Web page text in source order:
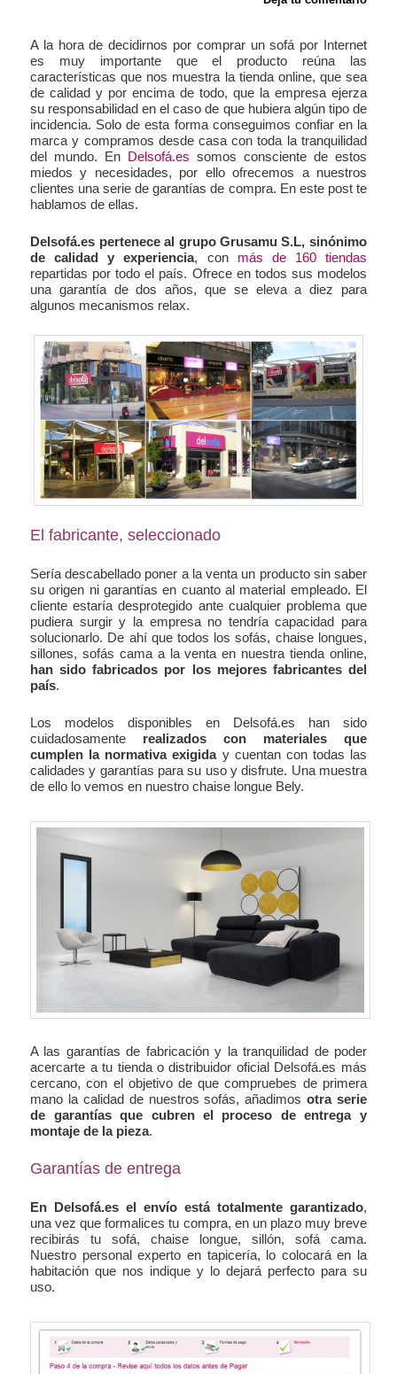
A la hora de decidirnos por comprar un sofá por Internet
es muy importante que el producto reúna las
características que nos muestra la tienda online, que sea
de calidad y por encima de todo, que la empresa ejerza
su responsabilidad en el caso de que hubiera algún tipo de
incidencia. Solo de esta forma conseguimos confiar en la
marca y compramos desde casa con toda la tranquilidad
del mundo. En Delsofá.es somos consciente de estos
miedos y necesidades, por ello ofrecemos a nuestros
clientes una serie de garantías de compra. En este post te
hablamos de ellas.
Delsofá.es pertenece al grupo Grusamu S.L, sinónimo
de calidad y experiencia, con más de 160 tiendas
repartidas por todo el país. Ofrece en todos sus modelos
una garantía de dos años, que se eleva a diez para
algunos mecanismos relax.
El fabricante, seleccionado
Sería descabellado poner a la venta un producto sin saber
su origen ni garantías en cuanto al material empleado. El
cliente estaría desprotegido ante cualquier problema que
pudiera surgir y la empresa no tendría capacidad para
solucionarlo. De ahí que todos los sofás, chaise longues,
sillones, sofás cama a la venta en nuestra tienda online,
han sido fabricados por los mejores fabricantes del
país.
Los modelos disponibles en Delsofá.es han sido
cuidadosamente realizados con materiales que
cumplen la normativa exigida y cuentan con todas las
calidades y garantías para su uso y disfrute. Una muestra
de ello lo vemos en nuestro chaise longue Bely.
A las garantías de fabricación y la tranquilidad de poder
acercarte a tu tienda o distribuidor oficial Delsofá.es más
cercano, con el objetivo de que compruebes de primera
mano la calidad de nuestros sofás, añadimosotra serie
de garantías que cubren el proceso de entrega y
montaje de la pieza.
Garantías de entrega
En Delsofá.es el envío está totalmente garantizado,
una vez que formalices tu compra, en un plazo muy breve
recibirás tu sofá, chaise longue, sillón, sofá cama.
Nuestro personal experto en tapicería, lo colocará en la
habitación que nos indique y lo dejará perfecto para su
uso.